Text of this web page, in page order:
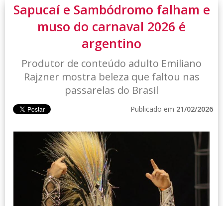
Sapucaí e Sambódromo falham e
muso do carnaval 2026 é
argentino
Produtor de conteúdo adulto Emiliano
Rajzner mostra beleza que faltou nas
passarelas do Brasil
Publicado em 21/02/2026